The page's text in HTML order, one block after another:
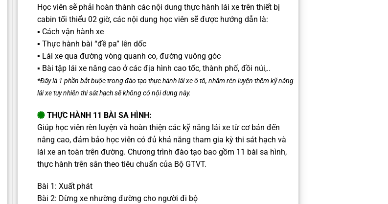
Học viên sẽ phải hoàn thành các nội dung thực hành lái xe trên thiết bị
cabin tối thiểu 02 giờ, các nội dung học viên sẽ được hướng dẫn là:
▪️ Cách vận hành xe
▪️ Thực hành bài “đề pa” lên dốc
▪️ Lái xe qua đường vòng quanh co, đường vuông góc
▪️ Bài tập lái xe nâng cao ở các địa hình cao tốc, thành phố, đồi núi,..
*Đây là 1 phần bắt buộc trong đào tạo thực hành lái xe ô tô, nhằm rèn luyện thêm kỹ năng
lái xe tuy nhiên thi sát hạch sẽ không có nội dung này.
THỰC HÀNH 11 BÀI SA HÌNH:
Giúp học viên rèn luyện và hoàn thiện các kỹ năng lái xe từ cơ bản đến
nâng cao, đảm bảo học viên có đủ khả năng tham gia kỳ thi sát hạch và
lái xe an toàn trên đường. Chương trình đào tạo bao gồm 11 bài sa hình,
thực hành trên sân theo tiêu chuẩn của Bộ GTVT.
Bài 1: Xuất phát
Bài 2: Dừng xe nhường đường cho người đi bộ